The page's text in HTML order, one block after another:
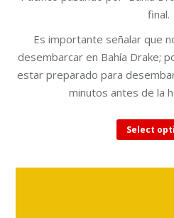
final.
Es importante señalar que
desembarcar en Bahía Drake;
estar preparado para
minutos antes de la
Select